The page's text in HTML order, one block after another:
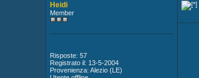
Heidi
Member
Risposte: 57
Registrato il: 13-5-2004
Provenienza: Alezio (LE)